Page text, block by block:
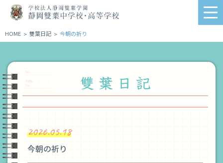
学
校
法
人
岡
雙
葉
学
園
静
岡
雙
葉
HOME > 雙葉日記 > 今朝の祈り
2026.05.18
今朝の祈り